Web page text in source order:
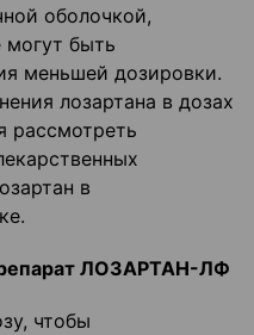
оболочкой,
быть
меньшей дозировки.
лозартана в дозах
рассмотреть
в
ЛОЗАРТАН-ЛФ
чтобы